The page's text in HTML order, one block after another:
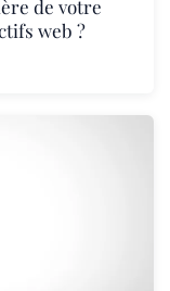
de votre
web ?